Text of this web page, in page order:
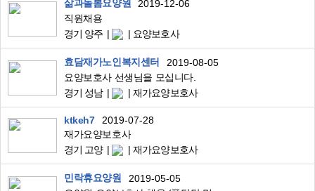
삶과돌봄요양원
2019-12-06
직원채용
경기 양주
요양보호사
효담재가노인복지센터
2019-08-05
요양보호사 선생님을 모십니다.
경기 성남
재가요양보호사
ktkeh7
2019-07-28
재가요양보호사
경기 고양
재가요양보호사
민락휴요양원
2019-05-05